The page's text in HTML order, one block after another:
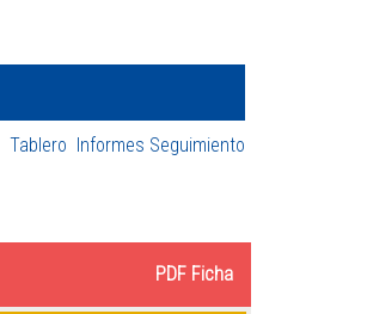
Tablero Informes Seguimiento
PDF Ficha